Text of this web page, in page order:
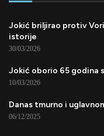
Jokić briljirao protiv
istorije
30/03/2026
Jokić oborio 65 godina
10/03/2026
Danas tmurno i
06/12/2025